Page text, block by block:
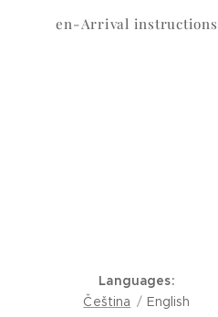
en-Arrival instructions
Languages
Čeština
English